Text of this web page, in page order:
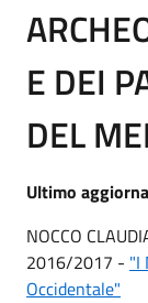
E DEI
DEL
Ultimo
NOCCO
2016/2017 - "I
Occidentale"